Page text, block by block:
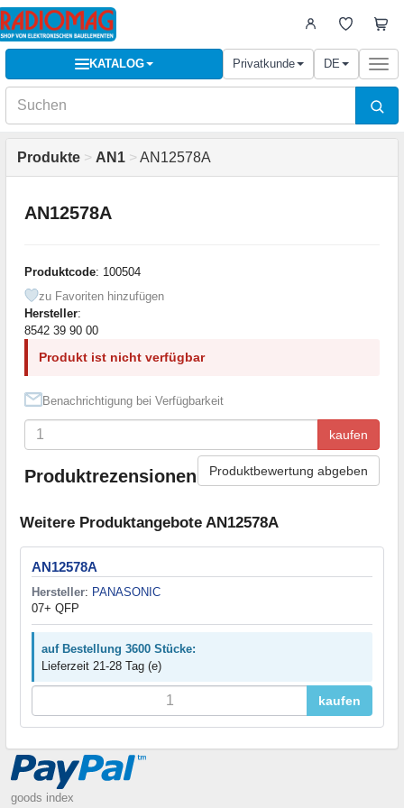
KATALOG Privatkunde DE
Produkte > AN1 > AN12578A
AN12578A
Produktcode: 100504
zu Favoriten hinzufügen
Hersteller:
8542 39 90 00
Produkt ist nicht verfügbar
Benachrichtigung bei Verfügbarkeit
kaufen
Produktrezensionen Produktbewertung abgeben
Weitere Produktangebote AN12578A
AN12578A
Hersteller: PANASONIC
07+ QFP
auf Bestellung 3600 Stücke:
Lieferzeit 21-28 Tag (e)
kaufen
goods index